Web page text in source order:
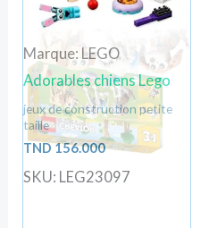
Marque: LEGO
Adorables chiens Lego
jeux de construction petite
taille
TND156.000
SKU: LEG23097